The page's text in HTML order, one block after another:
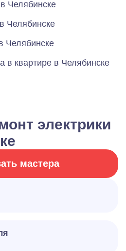
Челябинске
Челябинске
Челябинске
в квартире в Челябинске
электрики
мастера